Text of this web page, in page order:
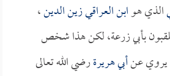
الذي هوابن العراقي زين الدين،
بأبي زرعة، لكن هذا شخص
يروي عنأبي هريرةرضي الله تعالى